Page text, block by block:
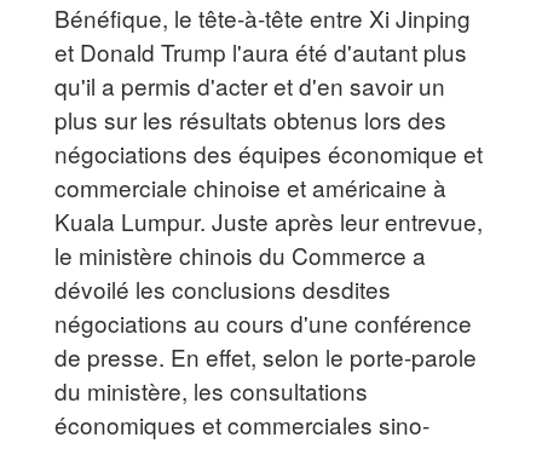
Bénéfique, le tête-à-tête entre Xi Jinping
et Donald Trump l'aura été d'autant plus
qu'il a permis d'acter et d'en savoir un
plus sur les résultats obtenus lors des
négociations des équipes économique et
commerciale chinoise et américaine à
Kuala Lumpur. Juste après leur entrevue,
le ministère chinois du Commerce a
dévoilé les conclusions desdites
négociations au cours d'une conférence
de presse. En effet, selon le porte-parole
du ministère, les consultations
économiques et commerciales sino-